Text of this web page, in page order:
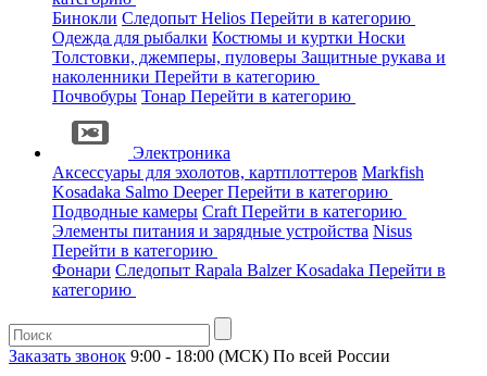
Бинокли Следопыт Helios Перейти в категорию
Одежда для рыбалки Костюмы и куртки Носки
Толстовки, джемперы, пуловеры Защитные рукава и
наколенники Перейти в категорию
Почвобуры Тонар Перейти в категорию
Электроника
Аксессуары для эхолотов, картплоттеров Markfish
Kosadaka Salmo DeeperПерейти в категорию
Подводные камеры Craft Перейти в категорию
Элементы питания и зарядные устройства Nisus
Перейти в категорию
Фонари Следопыт Rapala BalzerKosadaka Перейти в
категорию
Заказать звонок 9:00 - 18:00 (МСК) По всей России